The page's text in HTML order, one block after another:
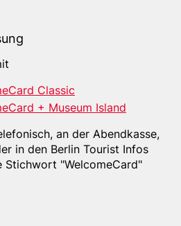
Classic
+ Museum Island
an der Abendkasse,
in den Berlin Tourist Infos
Stichwort "WelcomeCard"